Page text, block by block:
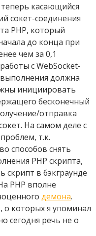
касающийся
сокет-соединения
PHP, который
до конца при
чем за 0,1
с WebSocket-
должна
инициировать
бесконечный
отправка
На самом деле с
т.к.
способов снять
PHP скрипта,
скрипт в бэкграунде
PHP вполне
демона.
которых я упоминал
сегодня речь не о